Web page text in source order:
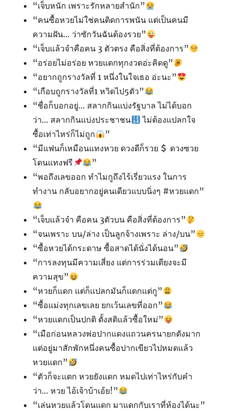
“เจ็บหนัก เพราะรักหลายสำนัก”
“คนซื้อหวยไม่ใช่คนติดการพนัน แต่เป็นคนมี
ความฝัน… ว่าซักวันฉันต้องรวย”
“เจ็บแล้วจำคือคน 3 ตัวตรง คือสิ่งที่ต้องการ”
“อร่อยไม่อร่อย หวยแดกทุกงวดอ่ะคิดดู”
“อยากถูกรางวัลที่ 1 หนึ่งในใจเธอ อ่ะนะ”
“เกือบถูกรางวัลที่1 หวิดไป5ตัว”
“ชื่อก็บอกอยู่… สลากกินแบ่งรัฐบาล ไม่ได้บอก
ว่า… สลากกินแบ่งประชาชน
ไม่ต้องแปลกใจ
ซื้อเท่าไหร่ก็ไม่ถูก
”
“มีแฟนก็เหมือนแทงหวย ดวงดีก็รวย
ดวงซวย
โดนแทงฟรี
”
“พอถึงเลขออก ทำไมกูถึงไร้เรี่ยวแรง ในการ
ทำงาน กลับอยากอยู่คนเดียวแบบนิ่งๆ #หวยแดก”
“เจ็บแล้วจำ คือคน 3ตัวบน คือสิ่งที่ต้องการ”
“จนเพราะ บน/ล่าง เป็นลูกจ้างเพราะ ล่าง/บน”
“ซื้อหวยได้กระดาษ ซื้อสาดได้นั่งได้นอน”
“การลงทุนมีความเสี่ยง แต่การร่วมเตียงจะมี
ความสุข”
“หวยก็แดก แต่ก็เเปลกมันก็แดกแต่กู”
“ซื้อแม่งทุกเลขเลย ยกเว้นเลขที่ออก”
“หวยแดกเป็นปกติ ตั้งสติแล้วซื้อใหม่”
“เมือก่อนหลวงพ่อปากแดงแถวนครนายกดังมาก
แต่อยู่มาสักพักหนึ่งคนซื้อปากเขียวไปหมดแล้ว
หวยแดก”
“ตัวก็จะแตก หวยยังแดก หมดไปเท่าไหร่กับคำ
ว่า… หวย ไอ้เจ้าบ้าเอ้ย!”
“เล่นหวยแล้วโดนแดก มาแดกกับเราที่ห้องได้นะ”